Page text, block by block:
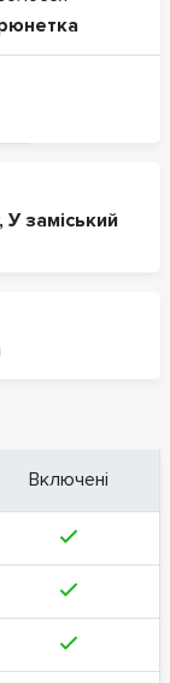
У заміський
Включені